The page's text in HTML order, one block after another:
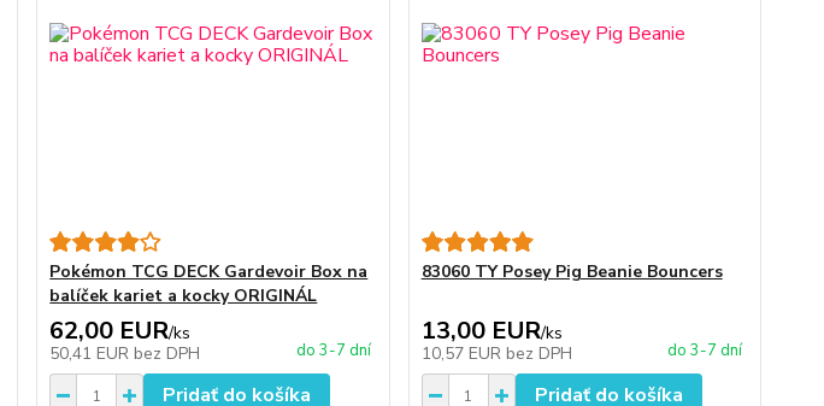
Pokémon TCG DECK Gardevoir Box na
balíček kariet a kocky ORIGINÁL
62,00 EUR/ks
50,41 EUR bez DPH do 3-7 dní
Pridať do košíka
83060 TY Posey Pig Beanie Bouncers
13,00 EUR/ks
10,57 EUR bez DPH do 3-7 dní
Pridať do košíka